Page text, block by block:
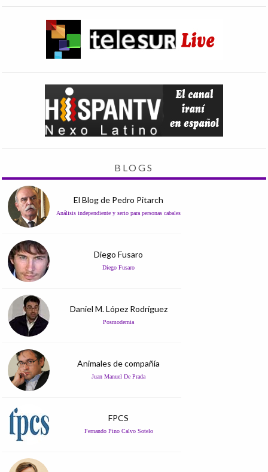
BLOGS
El Blog de Pedro Pitarch
Análisis independiente y serio para personas cabales
Diego Fusaro
Diego Fusaro
Daniel M. López Rodríguez
Posmodernia
Animales de compañía
Juan Manuel De Prada
FPCS
Fernando Pino Calvo Sotelo